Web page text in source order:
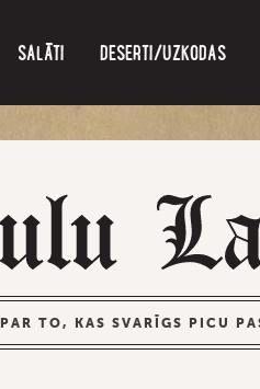
SALĀTI DESERTI/UZKODAS
PAR TO, KAS SVARĪGS PICU